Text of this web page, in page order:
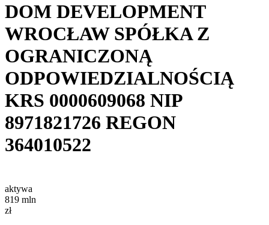
DOM DEVELOPMENT
WROCŁAW SPÓŁKA Z
OGRANICZONĄ
ODPOWIEDZIALNOŚCIĄ
KRS 0000609068 NIP
8971821726 REGON
364010522
aktywa
819 mln
zł